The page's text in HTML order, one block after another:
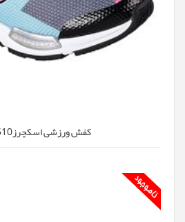
کفش ورزشی اسکچرزSN 81510